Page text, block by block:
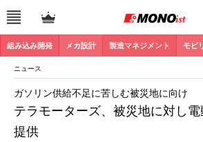
組み込み開発 メカ設計 製造マネジメント モビ
ニュース
テラモーターズ、被災地に対し
提供
ガソリン供給不足に苦しむ被災地に向け